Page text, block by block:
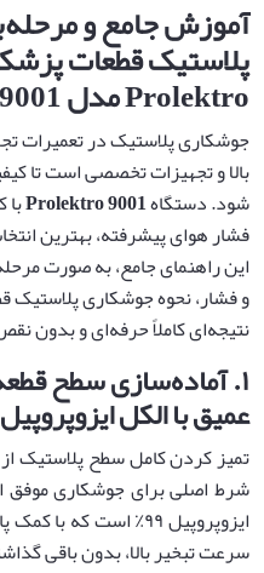
آموزش جامع و
پلاستیک قطعات
Prolektroمدل 9001
جوشکاری پلاستیک در تعمیرات
بالا و تجهیزات تخصصی است تا
شود. دستگاهProlektro 9001
فشار هوای پیشرفته، بهترین
این راهنمای جامع، به صورت
و فشار، نحوه جوشکاری
نتیجه‌ای کاملاً حرفه‌ای و بدون
۱.آماده‌سازی سطح
عمیق با الکل ایزوپروپیل
تمیز کردن کامل سطح پلاستیک
شرط اصلی برای جوشکاری موفق
ایزوپروپیل ۹۹٪ است
سرعت تبخیر بالا، بدون باقی